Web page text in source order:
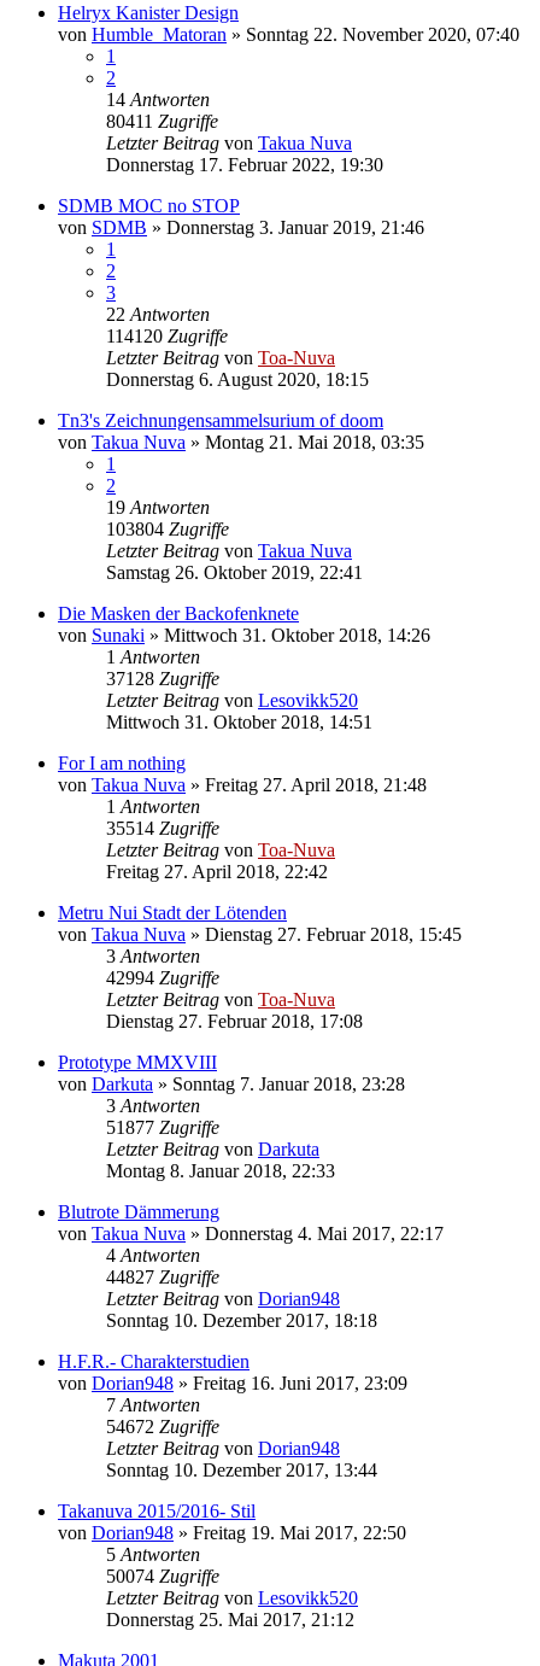
Helryx Kanister Design
von Humble_Matoran » Sonntag 22. November 2020, 07:40
1
2
14 Antworten
80411 Zugriffe
Letzter Beitrag von Takua Nuva
Donnerstag 17. Februar 2022, 19:30
SDMB MOC no STOP
von SDMB » Donnerstag 3. Januar 2019, 21:46
1
2
3
22 Antworten
114120 Zugriffe
Letzter Beitrag von Toa-Nuva
Donnerstag 6. August 2020, 18:15
Tn3's Zeichnungensammelsurium of doom
von Takua Nuva » Montag 21. Mai 2018, 03:35
1
2
19 Antworten
103804 Zugriffe
Letzter Beitrag von Takua Nuva
Samstag 26. Oktober 2019, 22:41
Die Masken der Backofenknete
von Sunaki » Mittwoch 31. Oktober 2018, 14:26
1 Antworten
37128 Zugriffe
Letzter Beitrag von Lesovikk520
Mittwoch 31. Oktober 2018, 14:51
For I am nothing
von Takua Nuva » Freitag 27. April 2018, 21:48
1 Antworten
35514 Zugriffe
Letzter Beitrag von Toa-Nuva
Freitag 27. April 2018, 22:42
Metru Nui Stadt der Lötenden
von Takua Nuva » Dienstag 27. Februar 2018, 15:45
3 Antworten
42994 Zugriffe
Letzter Beitrag von Toa-Nuva
Dienstag 27. Februar 2018, 17:08
Prototype MMXVIII
von Darkuta » Sonntag 7. Januar 2018, 23:28
3 Antworten
51877 Zugriffe
Letzter Beitrag von Darkuta
Montag 8. Januar 2018, 22:33
Blutrote Dämmerung
von Takua Nuva » Donnerstag 4. Mai 2017, 22:17
4 Antworten
44827 Zugriffe
Letzter Beitrag von Dorian948
Sonntag 10. Dezember 2017, 18:18
H.F.R.- Charakterstudien
von Dorian948 » Freitag 16. Juni 2017, 23:09
7 Antworten
54672 Zugriffe
Letzter Beitrag von Dorian948
Sonntag 10. Dezember 2017, 13:44
Takanuva 2015/2016- Stil
von Dorian948 » Freitag 19. Mai 2017, 22:50
5 Antworten
50074 Zugriffe
Letzter Beitrag von Lesovikk520
Donnerstag 25. Mai 2017, 21:12
Makuta 2001